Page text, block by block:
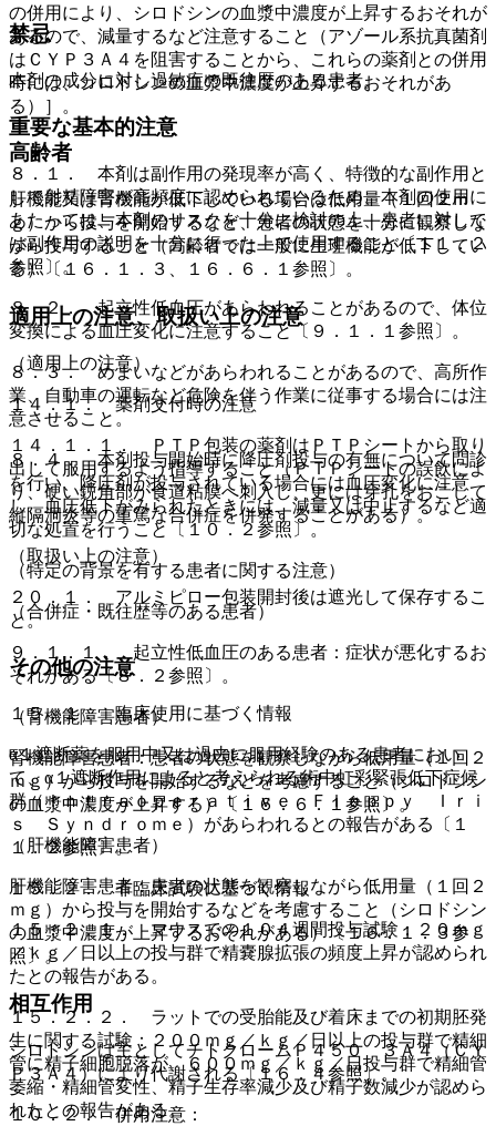
の併用により、シロドシンの血漿中濃度が上昇するおそれが
あるので、減量するなど注意すること（アゾール系抗真菌剤
はＣＹＰ３Ａ４を阻害することから、これらの薬剤との併用
時には、シロドシンの血漿中濃度が上昇するおそれがあ
る）］。
高齢者
肝機能又は腎機能が低下している場合は低用量（１回２ｍ
ｇ）から投与を開始するなど、患者の状態を十分に観察しな
がら投与すること（高齢者では一般に生理機能が低下してい
る）〔１６．１．３、１６．６．１参照〕。
適用上の注意、取扱い上の注意
（適用上の注意）
１４．１． 薬剤交付時の注意
１４．１．１． ＰＴＰ包装の薬剤はＰＴＰシートから取り
出して服用するよう指導すること（ＰＴＰシートの誤飲によ
り、硬い鋭角部が食道粘膜へ刺入し、更には穿孔をおこして
縦隔洞炎等の重篤な合併症を併発することがある）。
（取扱い上の注意）
２０．１． アルミピロー包装開封後は遮光して保存するこ
と。
その他の注意
１５．１． 臨床使用に基づく情報
α１遮断薬を服用中又は過去に服用経験のある患者におい
て、α１遮断作用によると考えられる術中虹彩緊張低下症候
群（Ｉｎｔｒａｏｐｅｒａｔｉｖｅ Ｆｌｏｐｐｙ Ｉｒｉ
ｓ Ｓｙｎｄｒｏｍｅ）があらわれるとの報告がある〔１
１．２参照〕。
１５．２． 非臨床試験に基づく情報
１５．２．１． マウスでの１０４週間投与試験：２０ｍｇ
／ｋｇ／日以上の投与群で精嚢腺拡張の頻度上昇が認められ
たとの報告がある。
１５．２．２． ラットでの受胎能及び着床までの初期胚発
生に関する試験：２００ｍｇ／ｋｇ／日以上の投与群で精細
管に精子細胞脱落が、６００ｍｇ／ｋｇ／日投与群で精細管
萎縮・精細管変性、精子生存率減少及び精子数減少が認めら
れたとの報告がある。
禁忌
本剤の成分に対し過敏症の既往歴のある患者。
重要な基本的注意
８．１． 本剤は副作用の発現率が高く、特徴的な副作用と
して射精障害が高頻度に認められているため、本剤の使用に
あたっては、本剤のリスクを十分に検討の上、患者に対して
は副作用の説明を十分に行った上で使用すること〔１１．２
参照〕。
８．２． 起立性低血圧があらわれることがあるので、体位
変換による血圧変化に注意すること〔９．１．１参照〕。
８．３． めまいなどがあらわれることがあるので、高所作
業、自動車の運転など危険を伴う作業に従事する場合には注
意させること。
８．４． 本剤投与開始時に降圧剤投与の有無について問診
を行い、降圧剤が投与されている場合には血圧変化に注意
し、血圧低下がみられたときには、減量又は中止するなど適
切な処置を行うこと〔１０．２参照〕。
（特定の背景を有する患者に関する注意）
（合併症・既往歴等のある患者）
９．１．１． 起立性低血圧のある患者：症状が悪化するお
それがある〔８．２参照〕。
（腎機能障害患者）
腎機能障害患者：患者の状態を観察しながら低用量（１回２
ｍｇ）から投与を開始するなどを考慮すること（シロドシン
の血漿中濃度が上昇する）〔１６．６．１参照〕。
（肝機能障害患者）
肝機能障害患者：患者の状態を観察しながら低用量（１回２
ｍｇ）から投与を開始するなどを考慮すること（シロドシン
の血漿中濃度が上昇するおそれがある）〔１６．１．３参
照〕。
相互作用
シロドシンは主としてチトクロームＰ４５０ ３Ａ４（ＣＹ
Ｐ３Ａ４）により代謝される〔１６．４参照〕。
１０．２． 併用注意：